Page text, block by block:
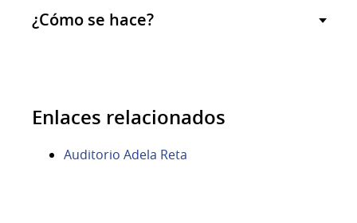
¿Cómo se hace?
Enlaces relacionados
Auditorio Adela Reta